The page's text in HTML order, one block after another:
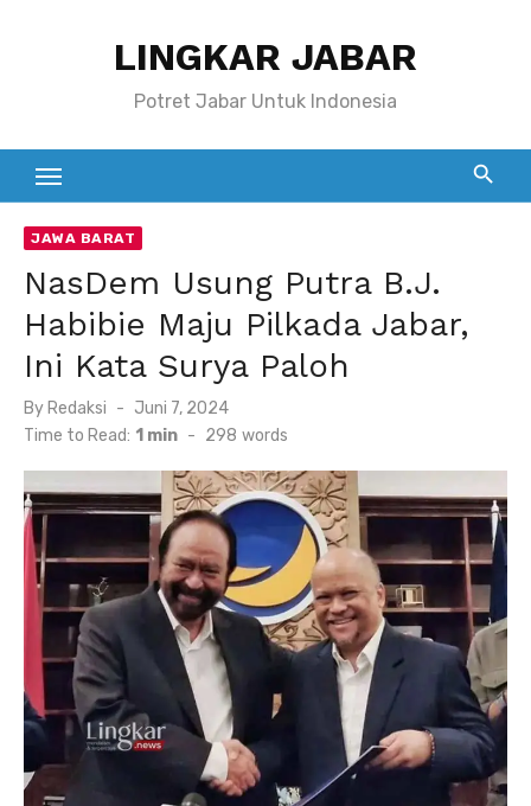
LINGKAR JABAR
Potret Jabar Untuk Indonesia
JAWA BARAT
NasDem Usung Putra B.J.
Habibie Maju Pilkada Jabar,
Ini Kata Surya Paloh
By Redaksi
Posted
on
Juni 7, 2024
Time to Read: 1 min - 298 words